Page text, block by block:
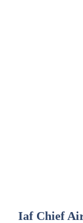
Iaf Chief